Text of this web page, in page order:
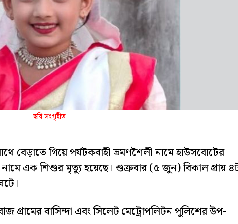
ছবি সংগৃহীত
বেড়াতে গিয়ে পর্যটকবাহী ভ্রমণশৈলী নামে হাউসবোটের
এক শিশুর মৃত্যু হয়েছে। শুক্রবার (৫ জুন) বিকাল প্রায়
গ্রামের বাসিন্দা এবং সিলেট মেট্রোপলিটন পুলিশের উপ-